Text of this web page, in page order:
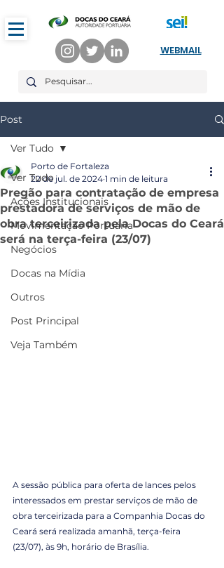
WEBMAIL
Post
Ver Tudo
Ações Institucionais
Movimentação Portuária
Negócios
Docas na Mídia
Outros
Post Principal
Veja Também
Ver Tudo
Pregão para contratação de empresa
prestadora de serviços de mão de
obra terceirizada pela Docas do Ceará
será na terça-feira (23/07)
Porto de Fortaleza
22 de jul. de 2024 1 min de leitura
A sessão pública para oferta de lances pelos
interessados em prestar serviços de mão de
obra terceirizada para a Companhia Docas do
Ceará será realizada amanhã, terça-feira
(23/07), às 9h, horário de Brasília.